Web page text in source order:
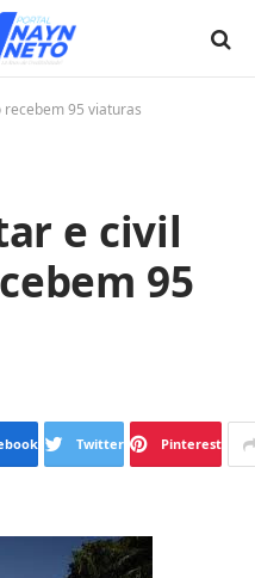
recebem 95 viaturas
e civil
95
Twitter Pinterest